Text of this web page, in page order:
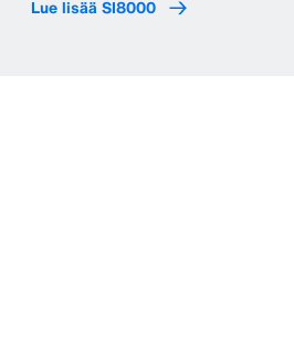
Lue lisää SI8000